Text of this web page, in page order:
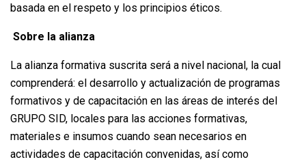
basada en el respeto y los principios éticos.
Sobre la alianza
La alianza formativa suscrita será a nivel nacional, la cual
comprenderá: el desarrollo y actualización de programas
formativos y de capacitación en las áreas de interés del
GRUPO SID, locales para las acciones formativas,
materiales e insumos cuando sean necesarios en
actividades de capacitación convenidas, así como